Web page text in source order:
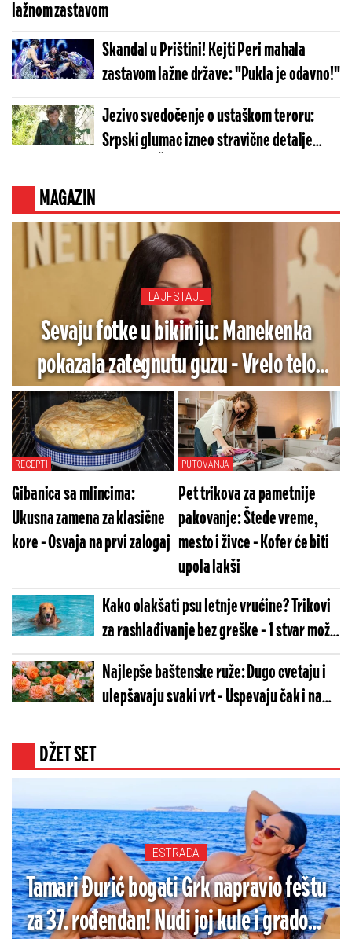
lažnom zastavom
Skandal u Prištini! Kejti Peri mahala
zastavom lažne države: "Pukla je odavno!"
Jezivo svedočenje o ustaškom teroru:
Srpski glumac izneo stravične detalje
MAGAZIN
LAJFSTAJL
Sevaju fotke u bikiniju: Manekenka
pokazala zategnutu guzu - Vrelo telo
poziva na greh (FOTO)
RECEPTI
Gibanica sa mlincima:
Ukusna zamena za klasične
kore - Osvaja na prvi zalogaj
PUTOVANJA
Pet trikova za pametnije
pakovanje: Štede vreme,
mesto i živce - Kofer će biti
upola lakši
Kako olakšati psu letnje vrućine? Trikovi
za rashlađivanje bez greške - 1 stvar može
da im naškodi
Najlepše baštenske ruže: Dugo cvetaju i
ulepšavaju svaki vrt - Uspevaju čak i na
DŽET SET
ESTRADA
Tamari Đurić bogati Grk napravio feštu
za 37. rođendan! Nudi joj kule i gradove